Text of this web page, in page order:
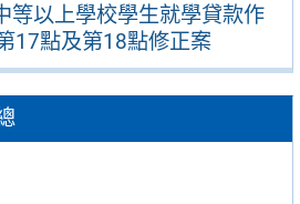
等以上學校學生就學貸款作
17點及第18點修正案